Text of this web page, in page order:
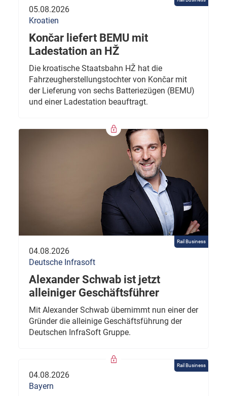
05.08.2026
Kroatien
Končar liefert BEMU mit
Ladestation an HŽ
Die kroatische Staatsbahn HŽ hat die
Fahrzeugherstellungstochter von Končar mit
der Lieferung von sechs Batteriezügen (BEMU)
und einer Ladestation beauftragt.
Rail Business
04.08.2026
Deutsche Infrasoft
Alexander Schwab ist jetzt
alleiniger Geschäftsführer
Mit Alexander Schwab übernimmt nun einer der
Gründer die alleinige Geschäftsführung der
Deutschen InfraSoft Gruppe.
Rail Business
04.08.2026
Bayern